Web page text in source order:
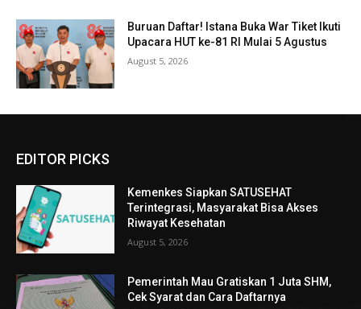
Buruan Daftar! Istana Buka War Tiket Ikuti
Upacara HUT ke-81 RI Mulai 5 Agustus
August 5, 2026
EDITOR PICKS
Kemenkes Siapkan SATUSEHAT
Terintegrasi, Masyarakat Bisa Akses
Riwayat Kesehatan
August 5, 2026
Pemerintah Mau Gratiskan 1 Juta SHM,
Cek Syarat dan Cara Daftarnya